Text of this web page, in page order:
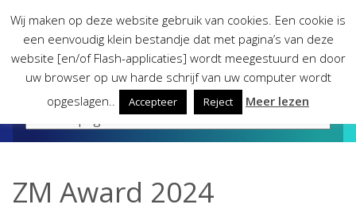
content
ZM Award 2024
Wij maken op deze website gebruik van cookies. Een cookie is
een eenvoudig klein bestandje dat met pagina’s van deze
website [en/of Flash-applicaties] wordt meegestuurd en door
uw browser op uw harde schrijf van uw computer wordt
opgeslagen..
Accepteer Reject Meer lezen